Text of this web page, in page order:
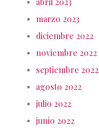
marzo 2023
diciembre 2022
noviembre 2022
septiembre 2022
agosto 2022
julio 2022
junio 2022